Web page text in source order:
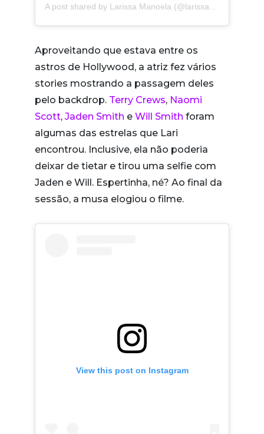
A post shared by Larissa Manoela (@larissamanoela) on
Aproveitando que estava entre os
astros de Hollywood, a atriz fez vários
stories mostrando a passagem deles
pelo backdrop. Terry Crews, Naomi
Scott, Jaden Smith e Will Smith foram
algumas das estrelas que Lari
encontrou. Inclusive, ela não poderia
deixar de tietar e tirou uma selfie com
Jaden e Will. Espertinha, né? Ao final da
sessão, a musa elogiou o filme.
View this post on Instagram